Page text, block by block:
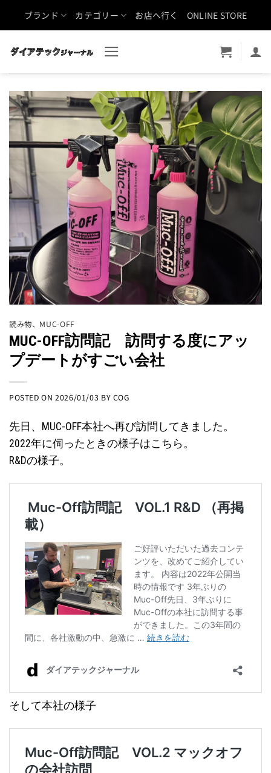
ブランド カテゴリー お店へ行く ONLINE STORE
読み物、 MUC-OFF
MUC-OFF訪問記 訪問する度にアッ
プデートがすごい会社
POSTED ON2026/01/03 BY COG
先日、MUC-OFF本社へ再び訪問してきました。
2022年に伺ったときの様子はこちら。
R&Dの様子。
そして本社の様子